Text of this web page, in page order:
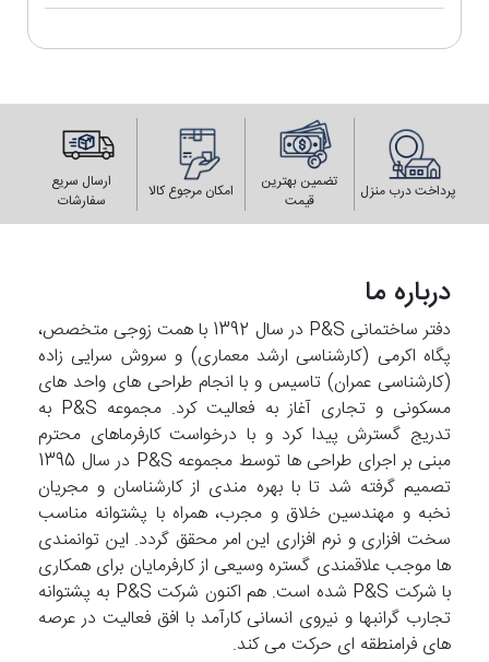
پرداخت درب منزل
تضمین بهترین
قیمت
امکان مرجوع کالا
ارسال سریع
سفارشات
درباره ما
دفتر ساختمانی P&S در سال 1392 با همت زوجی متخصص،
پگاه اکرمی (کارشناسی ارشد معماری) و سروش سرایی زاده
(کارشناسی عمران) تاسیس و با انجام طراحی های واحد های
مسکونی و تجاری آغاز به فعالیت کرد. مجموعه P&S به
تدریج گسترش پیدا کرد و با درخواست کارفرماهای محترم
مبنی بر اجرای طراحی ها توسط مجموعه P&S در سال 1395
تصمیم گرفته شد تا با بهره مندی از کارشناسان و مجریان
نخبه و مهندسین خلاق و مجرب، همراه با پشتوانه مناسب
سخت افزاری و نرم افزاری این امر محقق گردد. این توانمندی
ها موجب علاقمندی گستره وسیعی از کارفرمایان برای همکاری
با شرکت P&S شده است. هم اکنون شرکت P&S به پشتوانه
تجارب گرانبها و نیروی انسانی کارآمد با افق فعالیت در عرصه
های فرامنطقه ای حرکت می کند.